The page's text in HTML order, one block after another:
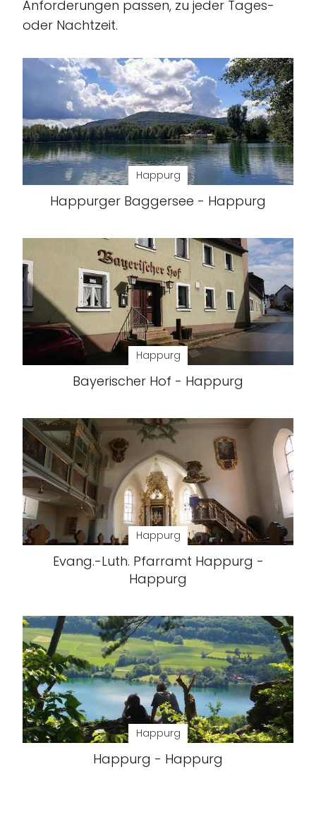
Anforderungen passen, zu jeder Tages-
oder Nachtzeit.
Happurg
Happurger Baggersee - Happurg
Happurg
Bayerischer Hof - Happurg
Happurg
Evang.-Luth. Pfarramt Happurg -
Happurg
Happurg
Happurg - Happurg